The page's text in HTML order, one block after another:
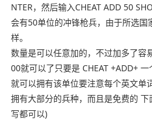
NTER，然后输入CHEAT ADD 50
会有50单位的冲锋枪兵，由于所选
样。
数量是可以任意加的，不过加多了容
00就可以了只要是 CHEAT +ADD+
就可以拥有该单位要注意每个英文单
拥有大部分的兵种，而且是免费的
写都可以)